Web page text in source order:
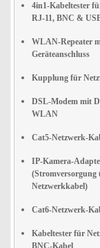
4in1-Kabeltester
RJ-11, BNC &
WLAN-Repeater
Geräteanschluss
Kupplung für
DSL-Modem mit
WLAN
Cat5-Netzwerk-
IP-Kamera-
(Stromversorgung
Netzwerkkabel)
Cat6-Netzwerk-
Kabeltester für
BNC-Kabel